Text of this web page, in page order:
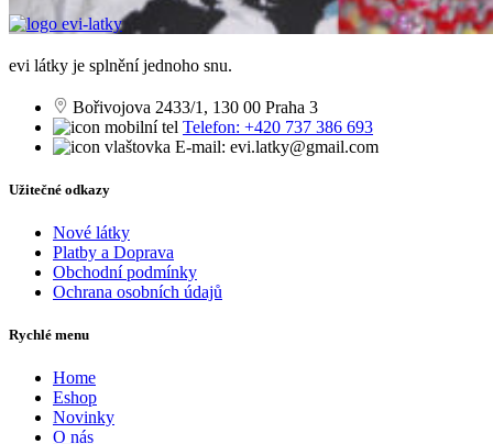
evi látky je splnění jednoho snu.
Bořivojova 2433/1, 130 00 Praha 3
Telefon: +420 737 386 693
E-mail: evi.latky@gmail.com
Užitečné odkazy
Nové látky
Platby a Doprava
Obchodní podmínky
Ochrana osobních údajů
Rychlé menu
Home
Eshop
Novinky
O nás